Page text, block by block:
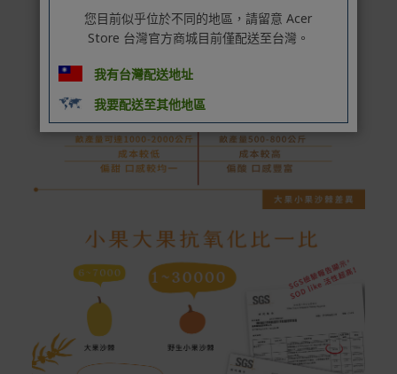
您目前似乎位於不同的地區，請留意 Acer
Store 台灣官方商城目前僅配送至台灣。
我有台灣配送地址
我要配送至其他地區